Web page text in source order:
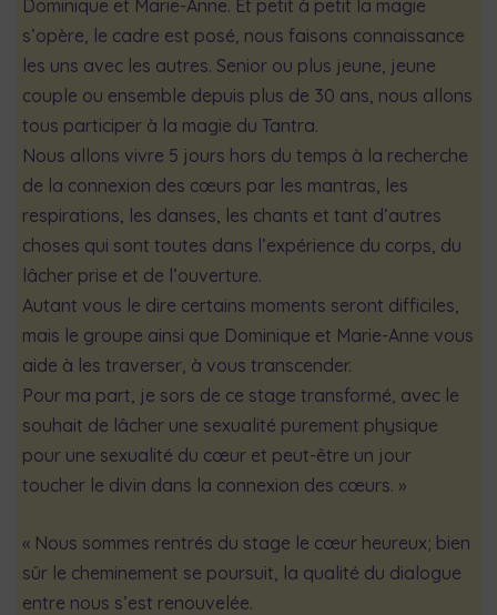
Dominique et Marie-Anne. Et petit à petit la magie
s’opère, le cadre est posé, nous faisons connaissance
les uns avec les autres. Senior ou plus jeune, jeune
couple ou ensemble depuis plus de 30 ans, nous allons
tous participer à la magie du Tantra.
Nous allons vivre 5 jours hors du temps à la recherche
de la connexion des cœurs par les mantras, les
respirations, les danses, les chants et tant d’autres
choses qui sont toutes dans l’expérience du corps, du
lâcher prise et de l’ouverture.
Autant vous le dire certains moments seront difficiles,
mais le groupe ainsi que Dominique et Marie-Anne vous
aide à les traverser, à vous transcender.
Pour ma part, je sors de ce stage transformé, avec le
souhait de lâcher une sexualité purement physique
pour une sexualité du cœur et peut-être un jour
toucher le divin dans la connexion des cœurs. »
« Nous sommes rentrés du stage le cœur heureux; bien
sûr le cheminement se poursuit, la qualité du dialogue
entre nous s’est renouvelée.